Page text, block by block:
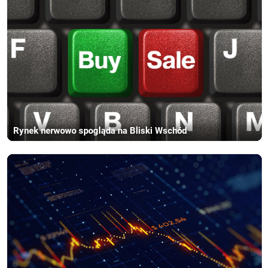
Rynek nerwowo spogląda na Bliski Wschód